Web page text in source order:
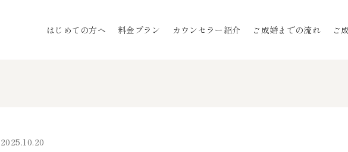
はじめての方へ 料金プラン カウンセラー紹介 ご成婚までの流れ ご
2025.10.20